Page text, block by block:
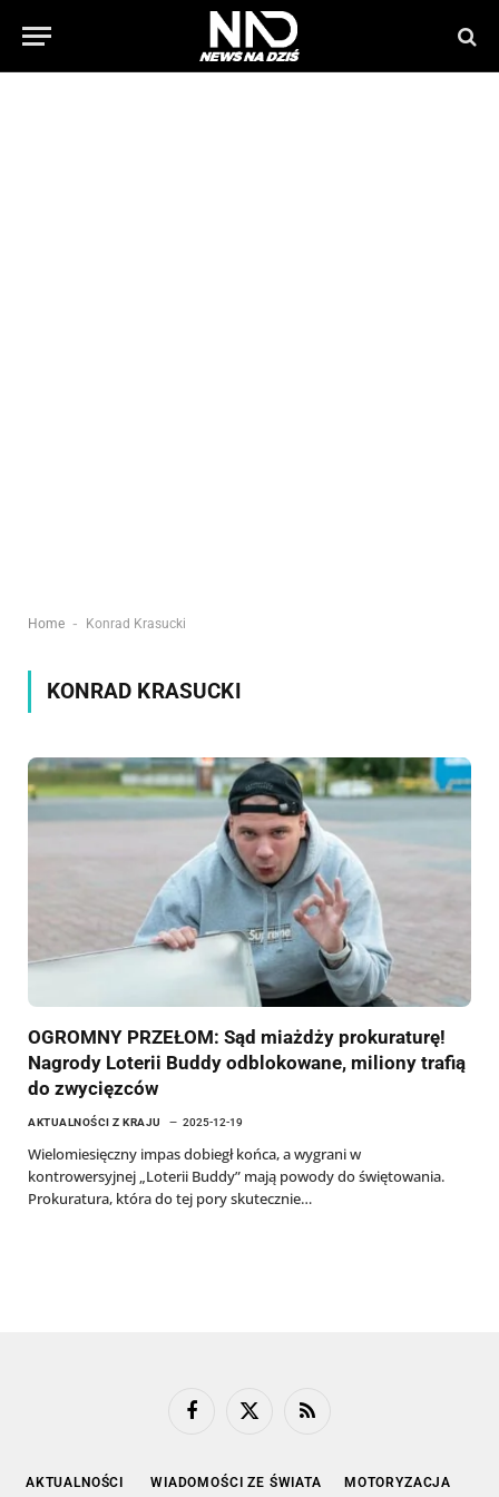
Home - Konrad Krasucki
KONRAD KRASUCKI
OGROMNY PRZEŁOM: Sąd miażdży prokuraturę!
Nagrody Loterii Buddy odblokowane, miliony trafią
do zwycięzców
AKTUALNOŚCI Z KRAJU 2025-12-19
Wielomiesięczny impas dobiegł końca, a wygrani w
kontrowersyjnej „Loterii Buddy” mają powody do świętowania.
Prokuratura, która do tej pory skutecznie…
FacebookX
RSS
AKTUALNOŚCI WIADOMOŚCI ZE ŚWIATA MOTORYZACJA